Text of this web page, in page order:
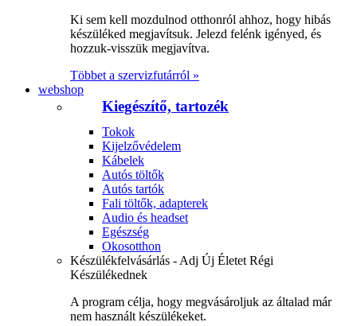
Ki sem kell mozdulnod otthonról ahhoz, hogy hibás
készüléked megjavítsuk. Jelezd felénk igényed, és
hozzuk-visszük megjavítva.
Többet a szervizfutárról »
webshop
Kiegészítő, tartozék
Tokok
Kijelzővédelem
Kábelek
Autós töltők
Autós tartók
Fali töltők, adapterek
Audio és headset
Egészség
Okosotthon
Készülékfelvásárlás - Adj Új Életet Régi
Készülékednek
A program célja, hogy megvásároljuk az általad már
nem használt készülékeket.